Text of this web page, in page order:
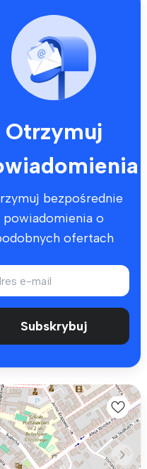
Otrzymuj
bezpośrednie
powiadomienia o
ofertach
Subskrybuj